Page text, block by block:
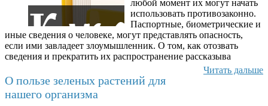
любой момент их могут начать
использовать противозаконно.
Паспортные, биометрические и
иные сведения о человеке, могут представлять опасность,
если ими завладеет злоумышленник. О том, как отозвать
сведения и прекратить их распространение рассказыва
Читать дальше
О пользе зеленых растений для
нашего организма